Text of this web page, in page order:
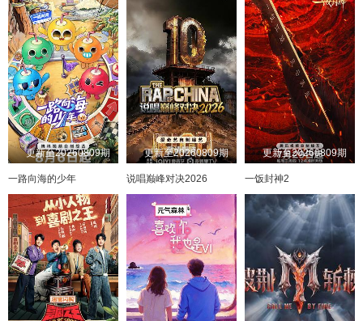
20241017 20241021 20241022 20241023
20241024 20241028 20241029 20241030
20241031 20241104 20241105 20241106
20241107 20241111 20241112 20241113
20241114 20241118 20241119 20241120
20241121 20241125 20241126
20241128 20241202 20241203 20241204
20241205 20241209 20241210 20241211
20241212 20241216 20241217 20241218
20241219 20241223 20241224 20241225
更新至20260809期
一路向海的少年
更新至20260809期
说唱巅峰对决2026
更新至20260809期
一饭封神2